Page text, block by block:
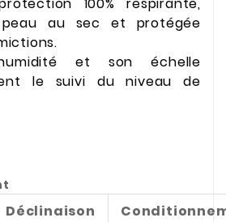
au sec et protégée
et son échelle
le suivi du niveau de
Déclinaison